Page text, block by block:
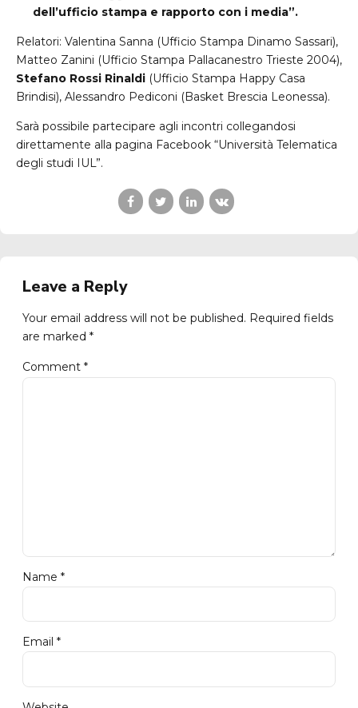
dell’ufficio stampa e rapporto con i media”.
Relatori: Valentina Sanna (Ufficio Stampa Dinamo Sassari),
Matteo Zanini (Ufficio Stampa Pallacanestro Trieste 2004),
Stefano Rossi Rinaldi (Ufficio Stampa Happy Casa
Brindisi), Alessandro Pediconi (Basket Brescia Leonessa).
Sarà possibile partecipare agli incontri collegandosi
direttamente alla pagina Facebook “Università Telematica
degli studi IUL”.
Leave a Reply
Your email address will not be published. Required fields
are marked *
Comment *
Name *
Email *